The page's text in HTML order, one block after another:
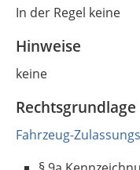
In der Regel keine
Hinweise
keine
Rechtsgrundlage
Fahrzeug-